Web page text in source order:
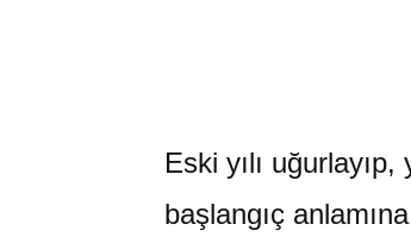
Eski yılı
başlangıç